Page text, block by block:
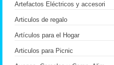
Artefactos Eléctricos y accesori
Articulos de regalo
Artículos para el Hogar
Articulos para Picnic